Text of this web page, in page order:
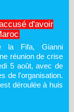
d'avoir
la Fifa, Gianni
réunion de crise
5 août, avec de
de l'organisation.
déroulée à huis